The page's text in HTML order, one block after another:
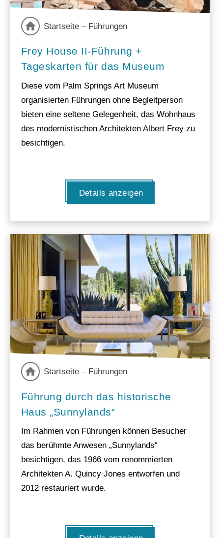
Startseite – Führungen
Frey House II-Führung +
Tageskarten für das Museum
Diese vom Palm Springs Art Museum
organisierten Führungen ohne Begleitperson
bieten eine seltene Gelegenheit, das Wohnhaus
des modernistischen Architekten Albert Frey zu
besichtigen.
Details anzeigen
Startseite – Führungen
Führung durch das historische
Haus „Sunnylands“
Im Rahmen von Führungen können Besucher
das berühmte Anwesen „Sunnylands“
besichtigen, das 1966 vom renommierten
Architekten A. Quincy Jones entworfen und
2012 restauriert wurde.